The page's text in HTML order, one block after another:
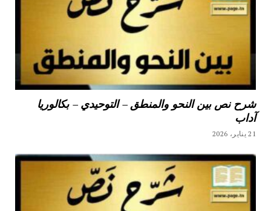
شرح نص بين النحو والمنطق – التوحيدي – بكالوريا
آداب
21 يناير، 2026